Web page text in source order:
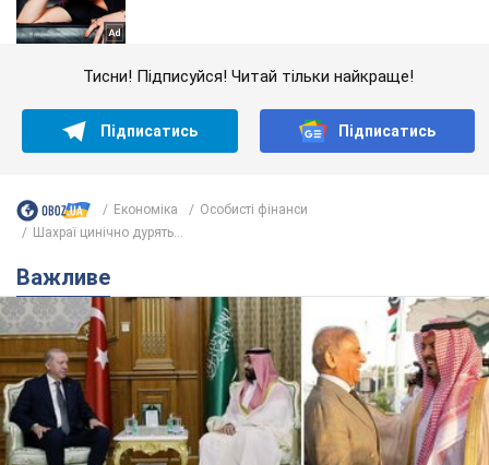
Тисни! Підписуйся! Читай тільки найкраще!
Підписатись Підписатись
Економіка
Особисті фінанси
Шахраї цинічно дурять...
Важливе